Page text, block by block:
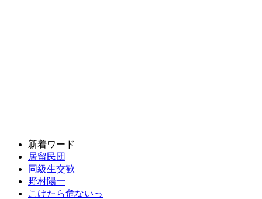
新着ワード
居留民団
同級生交歓
野村陽一
こけたら危ないっ